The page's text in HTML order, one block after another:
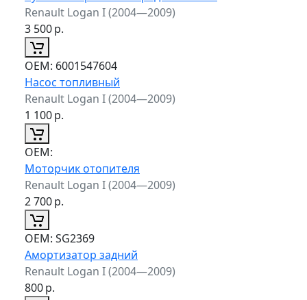
Renault Logan I (2004—2009)
3 500р.
ОЕМ: 6001547604
Насос топливный
Renault Logan I (2004—2009)
1 100р.
ОЕМ:
Моторчик отопителя
Renault Logan I (2004—2009)
2 700р.
ОЕМ: SG2369
Амортизатор задний
Renault Logan I (2004—2009)
800р.